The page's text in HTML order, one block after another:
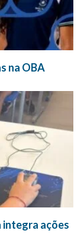
na OBA
integra ações